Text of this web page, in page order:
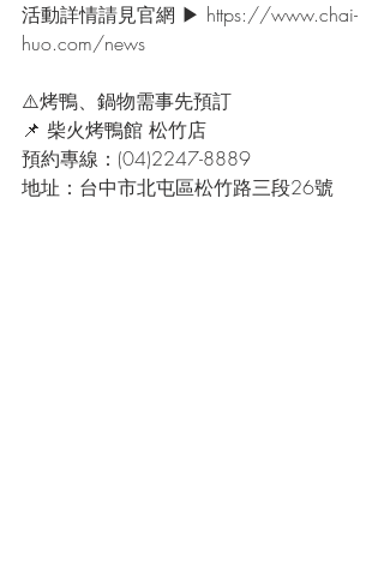
活動詳情請見官網 ▶ https://www.chai-
huo.com/news
⚠️烤鴨、鍋物需事先預訂
📌 柴火烤鴨館 松竹店
預約專線：(04)2247-8889
地址：台中市北屯區松竹路三段26號